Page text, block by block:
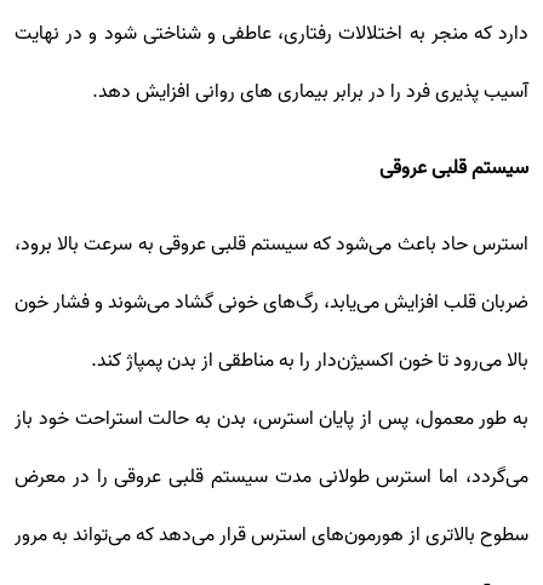
دارد که منجر به اختلالات رفتاری، عاطفی و شناختی شود و در نهایت
آسیب پذیری فرد را در برابر بیماری های روانی افزایش دهد.
سیستم قلبی عروقی
استرس حاد باعث می‌شود که سیستم قلبی عروقی به سرعت بالا برود،
ضربان قلب افزایش می‌یابد، رگ‌های خونی گشاد می‌شوند و فشار خون
بالا می‌رود تا خون اکسیژن‌دار را به مناطقی از بدن پمپاژ کند.
به طور معمول، پس از پایان استرس، بدن به حالت استراحت خود باز
می‌گردد، اما استرس طولانی مدت سیستم قلبی عروقی را در معرض
سطوح بالاتری از هورمون‌های استرس قرار می‌دهد که می‌تواند به مرور